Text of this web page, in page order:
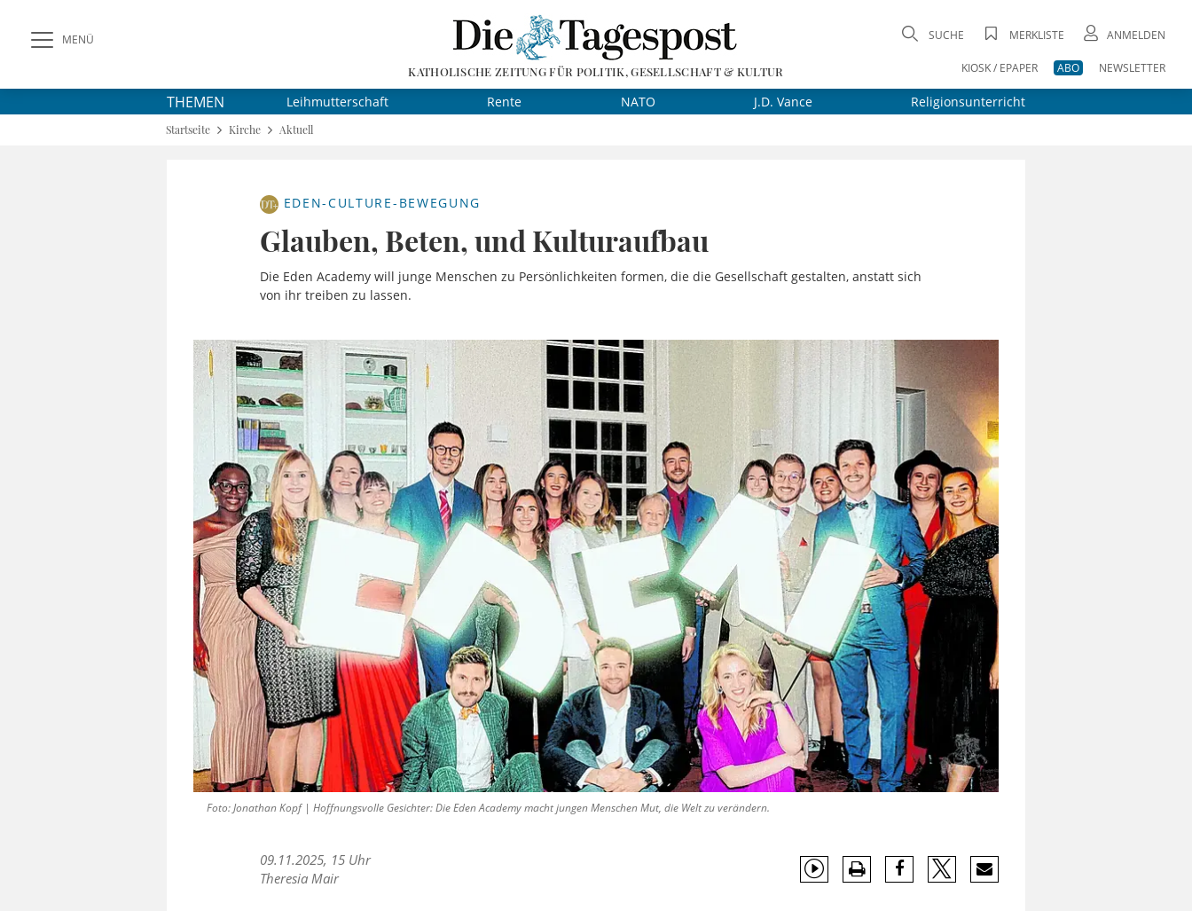
MENÜ
KATHOLISCHE ZEITUNG FÜR POLITIK, GESELLSCHAFT & KULTUR
SUCHE MERKLISTE ANMELDEN
KIOSK / EPAPER ABO NEWSLETTER
THEMEN Leihmutterschaft Rente NATO J.D. Vance Religionsunterricht
Startseite Kirche Aktuell
EDEN-CULTURE-BEWEGUNG
Glauben, Beten, und Kulturaufbau
Die Eden Academy will junge Menschen zu Persönlichkeiten formen, die die Gesellschaft gestalten, anstatt sich
von ihr treiben zu lassen.
Foto: Jonathan Kopf | Hoffnungsvolle Gesichter: Die Eden Academy macht jungen Menschen Mut, die Welt zu verändern.
09.11.2025, 15 Uhr
Theresia Mair